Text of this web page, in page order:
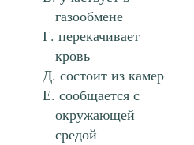
газообмене
перекачивает
кровь
состоит из камер
сообщается с
окружающей
средой